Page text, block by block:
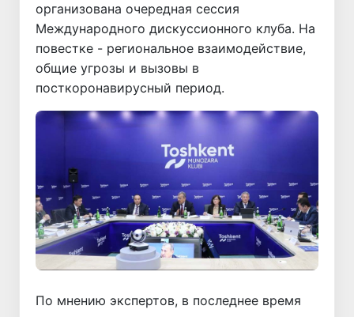
организована очередная сессия
Международного дискуссионного клуба. На
повестке - региональное взаимодействие,
общие угрозы и вызовы в
посткоронавирусный период.
По мнению экспертов, в последнее время